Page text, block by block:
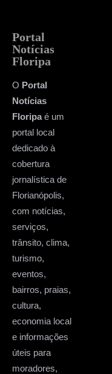
Portal
Notícias
Floripa
O Portal
Notícias
Floripaé um
portal local
dedicado à
cobertura
jornalística de
Florianópolis,
com notícias,
serviços,
trânsito, clima,
turismo,
eventos,
bairros, praias,
cultura,
economia local
e informações
úteis para
moradores,